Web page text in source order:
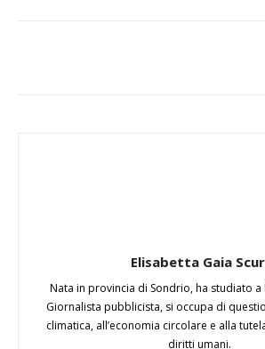
Elisabetta Gaia
Nata in provincia di Sondrio, ha studiato a
Giornalista pubblicista, si occupa di
climatica, all’economia circolare e alla
diritti umani.